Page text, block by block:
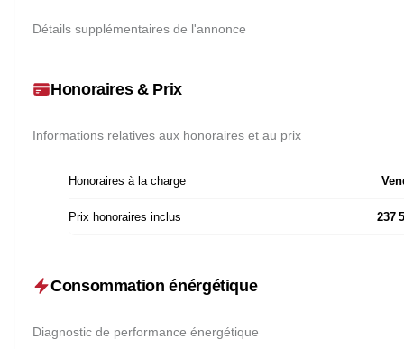
Détails supplémentaires de l'annonce
Honoraires & Prix
Informations relatives aux honoraires et au prix
Honoraires à la charge
Prix honoraires inclus 237
Consommation énérgétique
Diagnostic de performance énergétique